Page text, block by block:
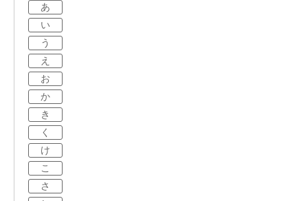
あ
い
う
え
お
か
き
く
け
こ
さ